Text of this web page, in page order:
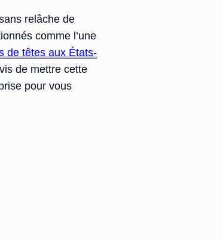
relâche de
comme l’une
de têtes aux États-
de mettre cette
pour vous